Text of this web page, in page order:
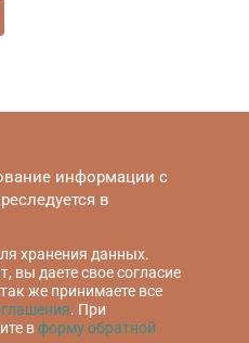
информации с
в
хранения данных.
вы даете свое согласие
же принимаете все
. При
вформу обратной